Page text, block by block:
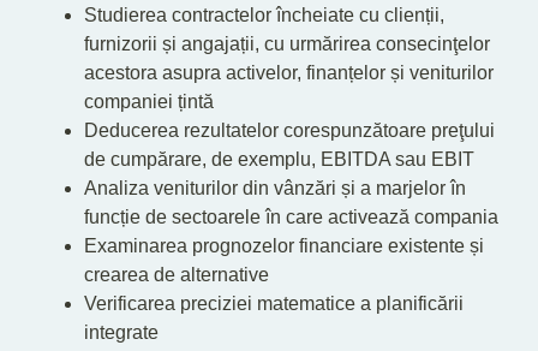
Studierea contractelor încheiate cu clienții,
furnizorii și angajații, cu urmărirea consecinţelor
acestora asupra activelor, finanțelor și veniturilor
companiei țintă
Deducerea rezultatelor corespunzătoare preţului
de cumpărare, de exemplu, EBITDA sau EBIT
Analiza veniturilor din vânzări și a marjelor în
funcție de sectoarele în care activează compania
Examinarea prognozelor financiare existente și
crearea de alternative
Verificarea preciziei matematice a planificării
integrate